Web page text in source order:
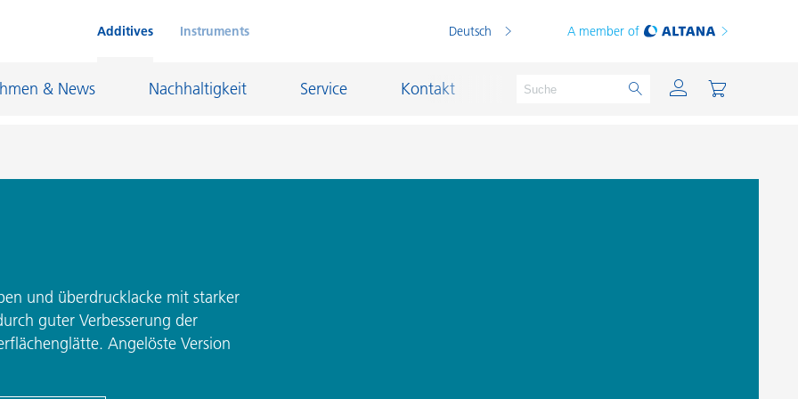
Additives Instruments Deutsch A member of
& News Nachhaltigkeit Service Kontakt
Feuerfestindustrie
und I&I
Maler- und Bautenlacke
Papierbeschichtungen
und überdrucklacke mit starker
guter Verbesserung der
Angelöste Version